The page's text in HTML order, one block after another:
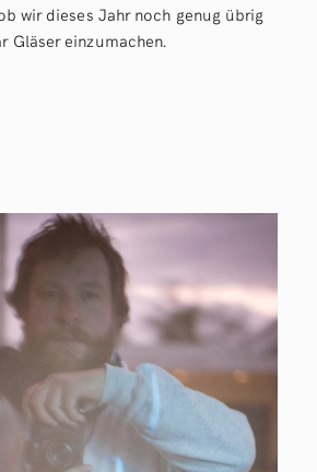
wir dieses Jahr noch genug übrig
Gläser einzumachen.